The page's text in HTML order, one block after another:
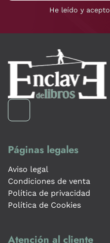
He leído y
Páginas legales
Aviso legal
Condiciones de venta
Política de privacidad
Política de Cookies
Atención al cliente